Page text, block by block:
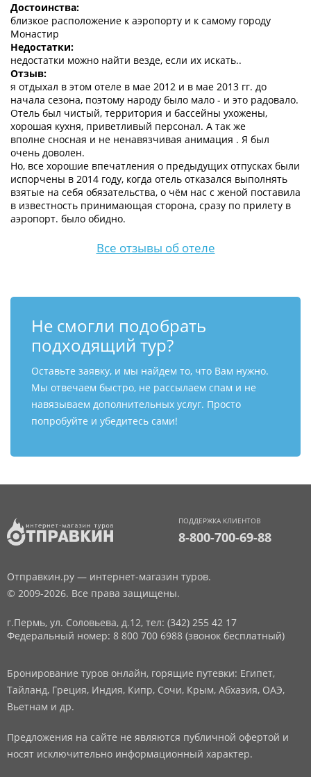
Достоинства:
близкое расположение к аэропорту и к самому городу
Монастир
Недостатки:
недостатки можно найти везде, если их искать..
Отзыв:
я отдыхал в этом отеле в мае 2012 и в мае 2013 гг. до
начала сезона, поэтому народу было мало - и это радовало.
Отель был чистый, территория и бассейны ухожены,
хорошая кухня, приветливый персонал. А так же
вполне сносная и не ненавязчивая анимация . Я был
очень доволен.
Но, все хорошие впечатления о предыдущих отпусках были
испорчены в 2014 году, когда отель отказался выполнять
взятые на себя обязательства, о чём нас с женой поставила
в известность принимающая сторона, сразу по прилету в
аэропорт. было обидно.
Все отзывы об отеле
Не смогли подобрать
подходящий тур?
Оставьте заявку, и мы найдем то, что Вам нужно.
Мы отвечаем быстро, не рассылаем спам и не
навязываем дополнительных услуг. Просто
попробуйте и убедитесь сами!
ПОДДЕРЖКА КЛИЕНТОВ
8-800-700-69-88
Отправкин.ру — интернет-магазин туров.
© 2009-2026. Все права защищены.
г.Пермь, ул. Соловьева, д.12, тел: (342) 255 42 17
Федеральный номер: 8 800 700 6988 (звонок бесплатный)
Бронирование туров онлайн, горящие путевки: Египет,
Тайланд, Греция, Индия, Кипр, Сочи, Крым, Абхазия, ОАЭ,
Вьетнам и др.
Предложения на сайте не являются публичной офертой и
носят исключительно информационный характер.